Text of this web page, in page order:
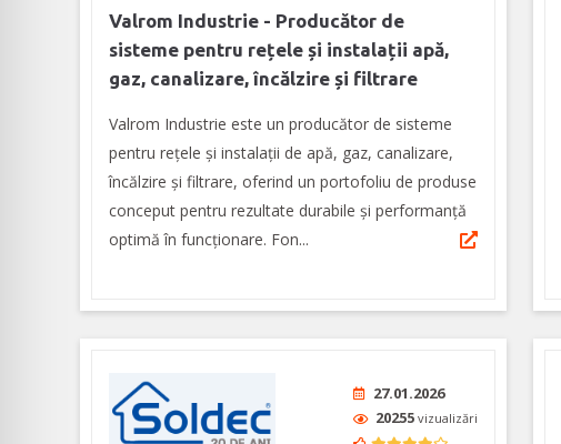
Valrom Industrie - Producător de
sisteme pentru rețele și instalații apă,
gaz, canalizare, încălzire și filtrare
Valrom Industrie este un producător de sisteme
pentru rețele și instalații de apă, gaz, canalizare,
încălzire și filtrare, oferind un portofoliu de produse
conceput pentru rezultate durabile și performanță
optimă în funcționare. Fon...
27.01.2026
20255 vizualizări